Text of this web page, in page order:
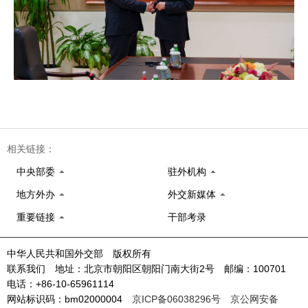
相关链接：
中央部委 驻外机构
地方外办 外交新媒体
重要链接 干部考录
中华人民共和国外交部 版权所有
联系我们 地址：北京市朝阳区朝阳门南大街2号 邮编：100701
电话：+86-10-65961114
网站标识码：bm02000004 京ICP备06038296号
京公网安备